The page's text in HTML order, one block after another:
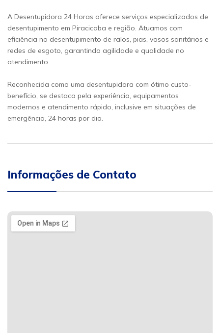
A Desentupidora 24 Horas oferece serviços especializados de
desentupimento em Piracicaba e região. Atuamos com
eficiência no desentupimento de ralos, pias, vasos sanitários e
redes de esgoto, garantindo agilidade e qualidade no
atendimento.
Reconhecida como uma desentupidora com ótimo custo-
benefício, se destaca pela experiência, equipamentos
modernos e atendimento rápido, inclusive em situações de
emergência, 24 horas por dia.
Informações de Contato